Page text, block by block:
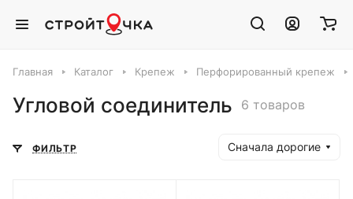
Главная Каталог Крепеж Перфорированный крепеж
Угловой соединитель 6 товаров
ФИЛЬТР Сначала дорогие